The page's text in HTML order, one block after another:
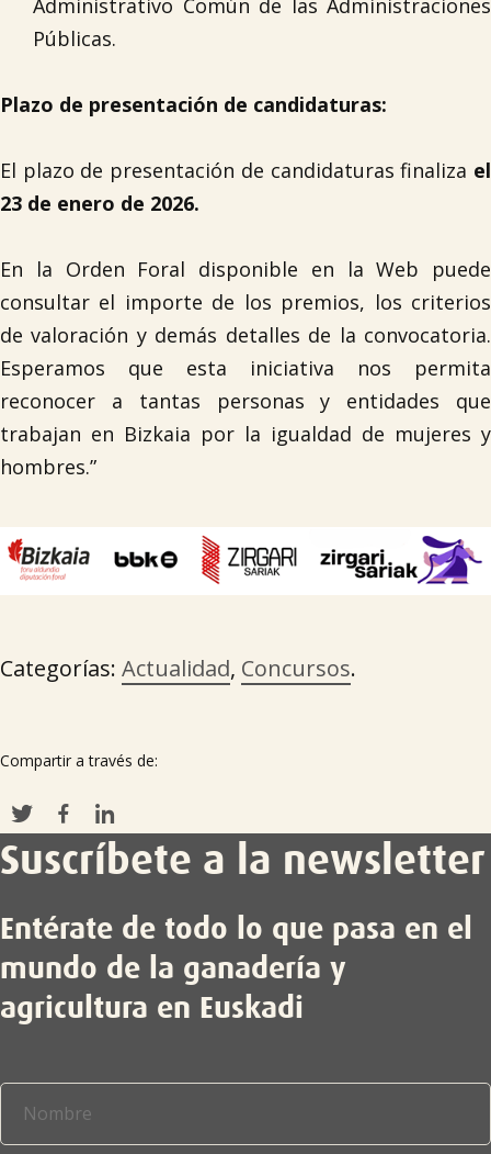

Administrativo Común de las Administraciones
Públicas.
Plazo de presentación de candidaturas:
El plazo de presentación de candidaturas finaliza el
23 de enero de 2026.
En la Orden Foral disponible en la Web puede
consultar el importe de los premios, los criterios
de valoración y demás detalles de la convocatoria.
Esperamos que esta iniciativa nos permita
reconocer a tantas personas y entidades que
trabajan en Bizkaia por la igualdad de mujeres y
hombres.”
Categorías: Actualidad, Concursos.
Compartir a través de:
Suscríbete a la newsletter
Entérate de todo lo que pasa en el
mundo de la ganadería y
agricultura en Euskadi